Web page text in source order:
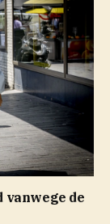
vanwege de